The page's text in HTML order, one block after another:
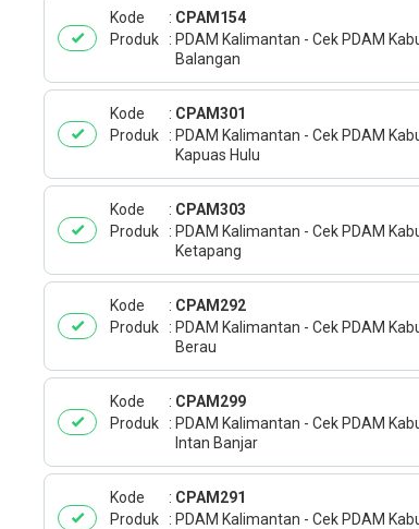
Kode
CPAM154
Produk
PDAM Kalimantan - Cek PDAM
Balangan
Kode
CPAM301
Produk
PDAM Kalimantan - Cek PDAM
Kapuas Hulu
Kode
CPAM303
Produk
PDAM Kalimantan - Cek PDAM
Ketapang
Kode
CPAM292
Produk
PDAM Kalimantan - Cek PDAM
Berau
Kode
CPAM299
Produk
PDAM Kalimantan - Cek PDAM
Intan Banjar
Kode
CPAM291
Produk
PDAM Kalimantan - Cek PDAM